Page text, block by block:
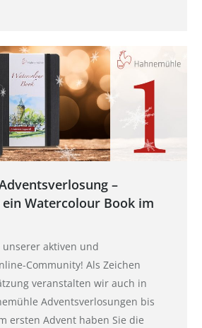
–
ein Watercolour Book im
unserer aktiven und
Community! Als Zeichen
veranstalten wir auch in
Adventsverlosungen bis
ersten Advent haben Sie die